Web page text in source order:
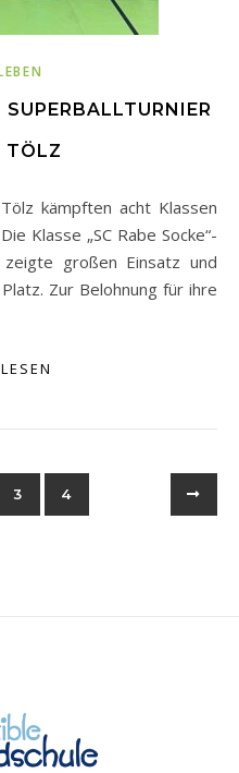
TÖLZ
Klasse „SC Rabe Socke“-
großen Einsatz und
Zur Belohnung für ihre
3 4